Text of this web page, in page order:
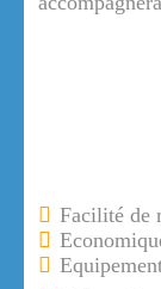
Facilité de